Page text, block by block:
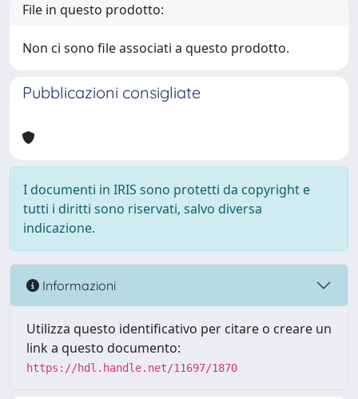
File in questo prodotto:
Non ci sono file associati a questo prodotto.
Pubblicazioni consigliate
I documenti in IRIS sono protetti da copyright e
tutti i diritti sono riservati, salvo diversa
indicazione.
Informazioni
Utilizza questo identificativo per citare o creare un
link a questo documento:
https://hdl.handle.net/11697/1870